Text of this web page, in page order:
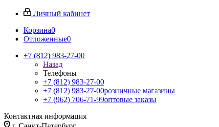
Личный кабинет
Корзина0
Отложенные0
+7 (812) 983-27-00
Назад
Телефоны
+7 (812) 983-27-00
+7 (812) 983-27-00розничные магазины
+7 (962) 706-71-99оптовые заказы
Контактная информация